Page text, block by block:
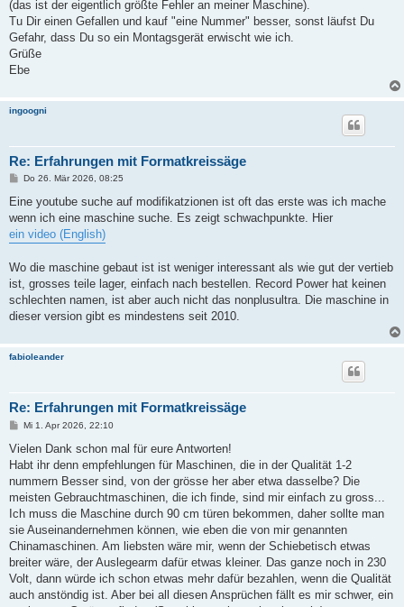
(das ist der eigentlich größte Fehler an meiner Maschine).
Tu Dir einen Gefallen und kauf "eine Nummer" besser, sonst läufst Du
Gefahr, dass Du so ein Montagsgerät erwischt wie ich.
Grüße
Ebe
ingoogni
Re: Erfahrungen mit Formatkreissäge
B
i
r
a
g
Do 26. Mär 2026, 08:25
Eine youtube suche auf modifikatzionen ist oft das erste was ich mache
wenn ich eine maschine suche. Es zeigt schwachpunkte. Hier
ein video (English)
Wo die maschine gebaut ist ist weniger interessant als wie gut der vertieb
ist, grosses teile lager, einfach nach bestellen. Record Power hat keinen
schlechten namen, ist aber auch nicht das nonplusultra. Die maschine in
dieser version gibt es mindestens seit 2010.
fabioleander
Re: Erfahrungen mit Formatkreissäge
B
i
r
a
Mi 1. Apr 2026, 22:10
Vielen Dank schon mal für eure Antworten!
Habt ihr denn empfehlungen für Maschinen, die in der Qualität 1-2
nummern Besser sind, von der grösse her aber etwa dasselbe? Die
meisten Gebrauchtmaschinen, die ich finde, sind mir einfach zu gross...
Ich muss die Maschine durch 90 cm türen bekommen, daher sollte man
sie Auseinandernehmen können, wie eben die von mir genannten
Chinamaschinen. Am liebsten wäre mir, wenn der Schiebetisch etwas
breiter wäre, der Auslegearm dafür etwas kleiner. Das ganze noch in 230
Volt, dann würde ich schon etwas mehr dafür bezahlen, wenn die Qualität
auch anstöndig ist. Aber bei all diesen Ansprüchen fällt es mir schwer, ein